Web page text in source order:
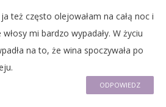
też często olejowałam na całą noc i
mi bardzo wypadały. W życiu
na to, że wina spoczywała po
ODPOWIEDZ